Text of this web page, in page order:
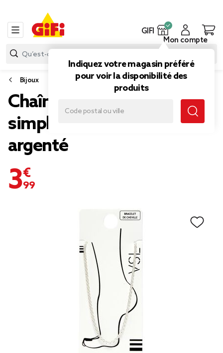
GIFI
Indiquez votre magasin préféré
pour voir la disponibilité des
produits
Mon compte
Bijoux
Chaîne de cheville 1 rang
simple laiton et fer gris
argenté
3,99 €